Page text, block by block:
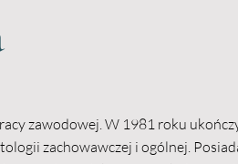
zawodowej. W 1981 roku
zachowawczej i ogólnej.